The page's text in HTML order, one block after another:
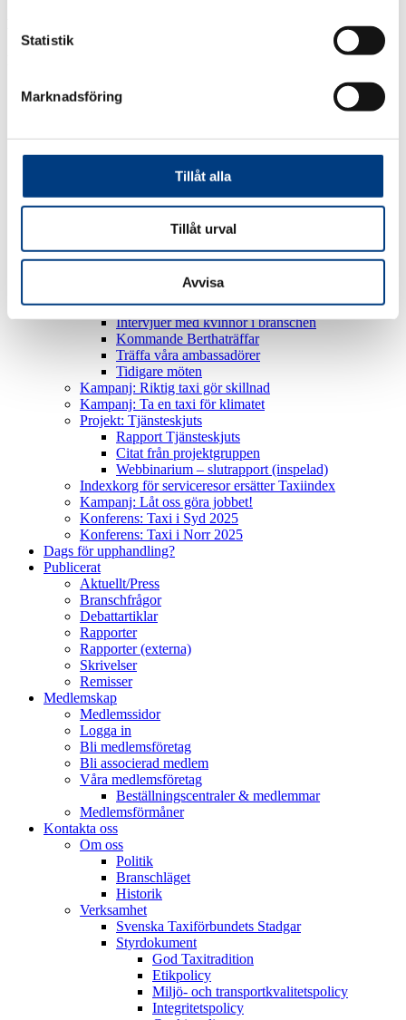
Statistik
Marknadsföring
Tillåt alla
Tillåt urval
Avvisa
Kalendarium
Passar du som taxiförare?
Bli taxiföretagare
Starta eget taxiföretag!
Bertha – för en jämställd taxinäring
Intervjuer med kvinnor i branschen
Kommande Berthaträffar
Träffa våra ambassadörer
Tidigare möten
Kampanj: Riktig taxi gör skillnad
Kampanj: Ta en taxi för klimatet
Projekt: Tjänsteskjuts
Rapport Tjänsteskjuts
Citat från projektgruppen
Webbinarium – slutrapport (inspelad)
Indexkorg för serviceresor ersätter Taxiindex
Kampanj: Låt oss göra jobbet!
Konferens: Taxi i Syd 2025
Konferens: Taxi i Norr 2025
Dags för upphandling?
Publicerat
Aktuellt/Press
Branschfrågor
Debattartiklar
Rapporter
Rapporter (externa)
Skrivelser
Remisser
Medlemskap
Medlemssidor
Logga in
Bli medlemsföretag
Bli associerad medlem
Våra medlemsföretag
Beställningscentraler & medlemmar
Medlemsförmåner
Kontakta oss
Om oss
Politik
Branschläget
Historik
Verksamhet
Svenska Taxiförbundets Stadgar
Styrdokument
God Taxitradition
Etikpolicy
Miljö- och transportkvalitetspolicy
Integritetspolicy